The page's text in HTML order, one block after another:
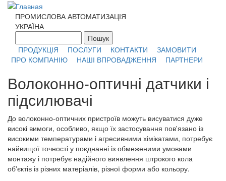
Перейти к основному содержанию
ПРОМИСЛОВА АВТОМАТИЗАЦІЯ
УКРАЇНА
Форма поиска
ПРОДУКЦІЯ
ПОСЛУГИ КОНТАКТИ
ЗАМОВИТИ
ПРО КОМПАНІЮ
НАШІ ВПРОВАДЖЕННЯ ПАРТНЕРИ
Волоконно-оптичні датчики і
підсилювачі
До волоконно-оптичних пристроїв можуть висуватися дуже
високі вимоги, особливо, якщо їх застосування пов'язано із
високими температурами і агресивними хімікатами, потребує
найвищої точності у поєднанні із обмеженими умовами
монтажу і потребує надійного виявлення штрокого кола
об'єктів із різних матеріалів, різної форми або кольору.